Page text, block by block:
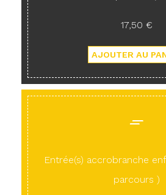
17,50 €
Entrée(s) accrobranche
parcours )